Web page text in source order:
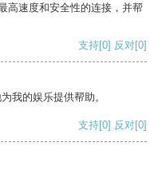
高速度和安全性的连接，并帮
支持[0] 反对[0]
我的娱乐提供帮助。
支持[0] 反对[0]